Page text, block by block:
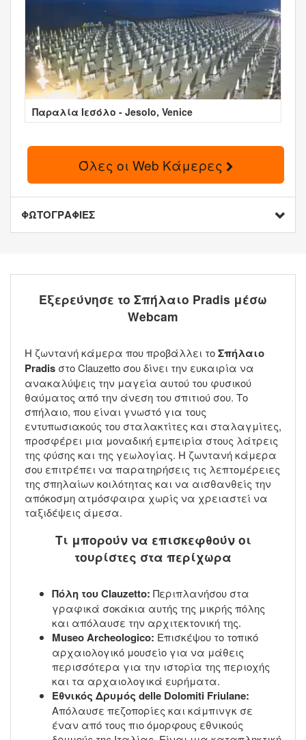
Παραλία Ιεσόλο - Jesolo, Venice
Όλες οι Web Κάμερες
ΦΩΤΟΓΡΑΦΙΕΣ
Εξερεύνησε το Σπήλαιο Pradis μέσω
Webcam
Η ζωντανή κάμερα που προβάλλει τοΣπήλαιο
Pradis στο Clauzetto σου δίνει την ευκαιρία να
ανακαλύψεις την μαγεία αυτού του φυσικού
θαύματος από την άνεση του σπιτιού σου. Το
σπήλαιο, που είναι γνωστό για τους
εντυπωσιακούς του σταλακτίτες και σταλαγμίτες,
προσφέρει μια μοναδική εμπειρία στους λάτρεις
της φύσης και της γεωλογίας. Η ζωντανή κάμερα
σου επιτρέπει να παρατηρήσεις τις λεπτομέρειες
της σπηλαίων κοιλότητας και να αισθανθείς την
απόκοσμη ατμόσφαιρα χωρίς να χρειαστεί να
ταξιδέψεις άμεσα.
Τι μπορούν να επισκεφθούν οι
τουρίστες στα περίχωρα
Πόλη του Clauzetto: Περιπλανήσου στα
γραφικά σοκάκια αυτής της μικρής πόλης
και απόλαυσε την αρχιτεκτονική της.
Museo Archeologico: Επισκέψου το τοπικό
αρχαιολογικό μουσείο για να μάθεις
περισσότερα για την ιστορία της περιοχής
και τα αρχαιολογικά ευρήματα.
Εθνικός Δρυμός delle Dolomiti Friulane:
Απόλαυσε πεζοπορίες και κάμπινγκ σε
έναν από τους πιο όμορφους εθνικούς